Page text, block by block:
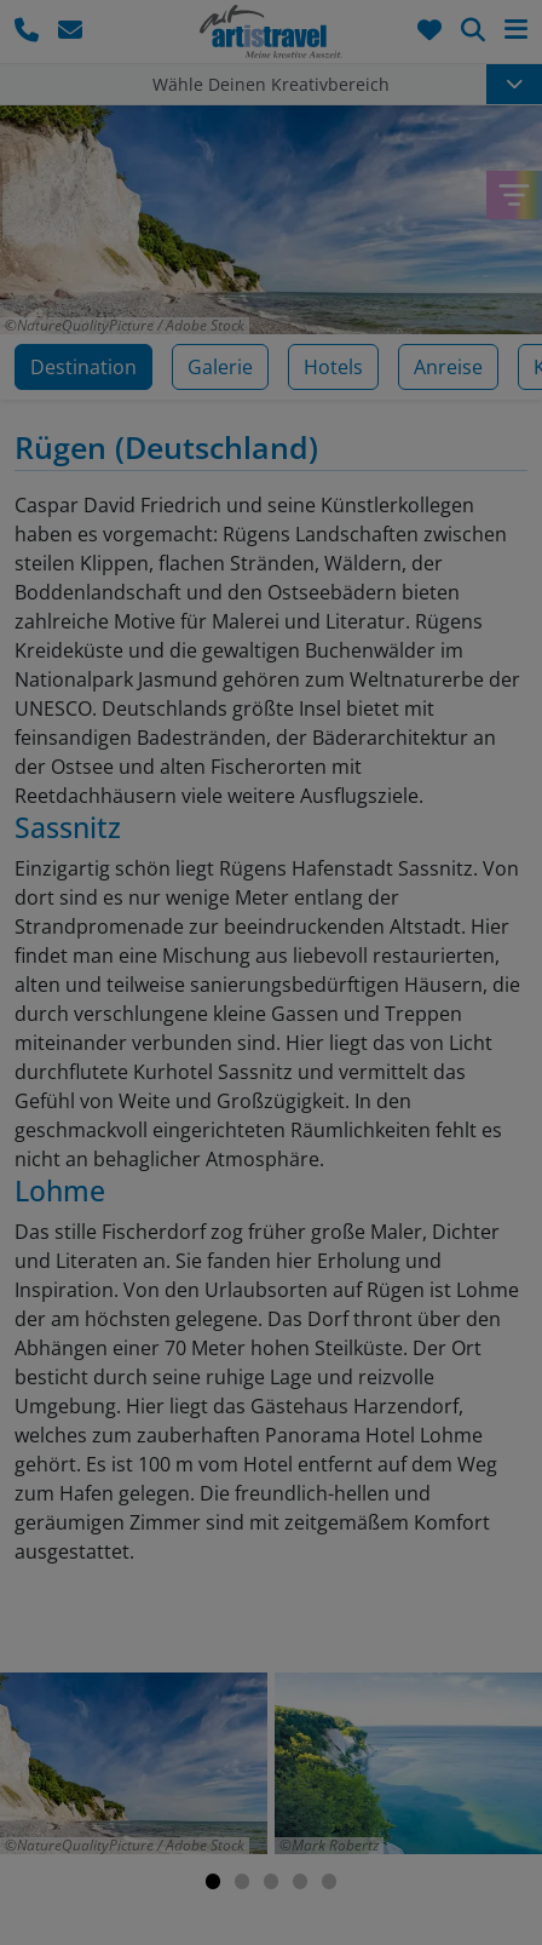
Wähle Deinen Kreativbereich
NatureQualityPicture / Adobe Stock
Destination Galerie Hotels Anreise
Rügen (Deutschland)
Caspar David Friedrich und seine Künstlerkollegen
haben es vorgemacht: Rügens Landschaften zwischen
steilen Klippen, flachen Stränden, Wäldern, der
Boddenlandschaft und den Ostseebädern bieten
zahlreiche Motive für Malerei und Literatur. Rügens
Kreideküste und die gewaltigen Buchenwälder im
Nationalpark Jasmund gehören zum Weltnaturerbe der
UNESCO. Deutschlands größte Insel bietet mit
feinsandigen Badestränden, der Bäderarchitektur an
der Ostsee und alten Fischerorten mit
Reetdachhäusern viele weitere Ausflugsziele.
Sassnitz
Einzigartig schön liegt Rügens Hafenstadt Sassnitz. Von
dort sind es nur wenige Meter entlang der
Strandpromenade zur beeindruckenden Altstadt. Hier
findet man eine Mischung aus liebevoll restaurierten,
alten und teilweise sanierungsbedürftigen Häusern, die
durch verschlungene kleine Gassen und Treppen
miteinander verbunden sind. Hier liegt das von Licht
durchflutete Kurhotel Sassnitz und vermittelt das
Gefühl von Weite und Großzügigkeit. In den
geschmackvoll eingerichteten Räumlichkeiten fehlt es
nicht an behaglicher Atmosphäre.
Lohme
Das stille Fischerdorf zog früher große Maler, Dichter
und Literaten an. Sie fanden hier Erholung und
Inspiration. Von den Urlaubsorten auf Rügen ist Lohme
der am höchsten gelegene. Das Dorf thront über den
Abhängen einer 70 Meter hohen Steilküste. Der Ort
besticht durch seine ruhige Lage und reizvolle
Umgebung. Hier liegt das Gästehaus Harzendorf,
welches zum zauberhaften Panorama Hotel Lohme
gehört. Es ist 100 m vom Hotel entfernt auf dem Weg
zum Hafen gelegen. Die freundlich-hellen und
geräumigen Zimmer sind mit zeitgemäßem Komfort
ausgestattet.
NatureQualityPicture / Adobe Stock Mark Robertz